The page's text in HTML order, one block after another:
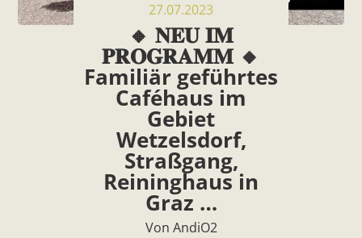
27.07.2023
🔸 𝐍𝐄𝐔 𝐈𝐌
𝐏𝐑𝐎𝐆𝐑𝐀𝐌𝐌 🔸
Familiär geführtes
Caféhaus im
Gebiet
Wetzelsdorf,
Straßgang,
Reininghaus in
Graz …
Von AndiO2